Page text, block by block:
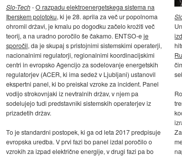
Slo-Tech-O razpadu elektroenergetskega sistema na
Iberskem polotoku, ki je 28. aprila za več ur popolnoma
ohromil državi, je kmalu po dogodku začelo krožiti več
teorij, a na uradno poročilo še čakamo. ENTSO-eje
sporočil, da je skupaj s pristojnimi sistemskimi operaterji,
nacionalnimi regulatorji, regionalnimi koordinacijskimi
centri in evropsko Agencijo za sodelovanje energetskih
regulatorjev (ACER, ki ima sedež v Ljubljani) ustanovil
ekspertni panel, ki bo preiskal vzroke za incident. Panel
vodijo strokovnjaki iz nevtralnih držav, v njem pa
sodelujejo tudi predstavniki sistemskih operaterjev iz
prizadetih držav.
To je standardni postopek, ki ga od leta 2017 predpisuje
evropska uredba. V prvi fazi bo panel izdal poročilo o
vzrokih za izpad električne energije, v drugi fazi pa bo